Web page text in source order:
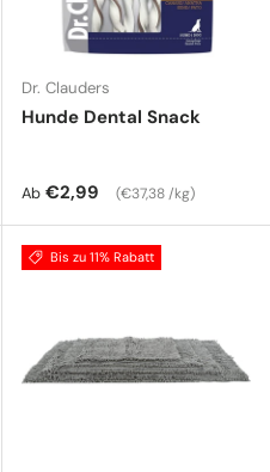
Dr. Clauders
Hunde Dental Snack
Normaler Preis
Ab €2,99 Grundpreis
€37,38 /kg
Bis zu 11% Rabatt